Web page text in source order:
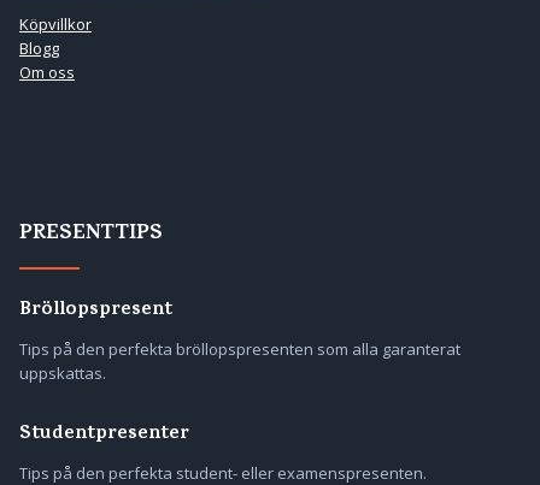
Köpvillkor
Blogg
Om oss
PRESENTTIPS
Bröllopspresent
Tips på den perfekta bröllopspresenten som alla garanterat
uppskattas.
Studentpresenter
Tips på den perfekta student- eller examenspresenten.